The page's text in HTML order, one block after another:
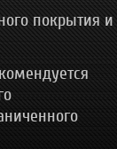
покрытия и